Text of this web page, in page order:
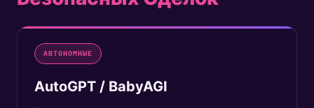
АВТОНОМНЫЕ
AutoGPT / BabyAGI